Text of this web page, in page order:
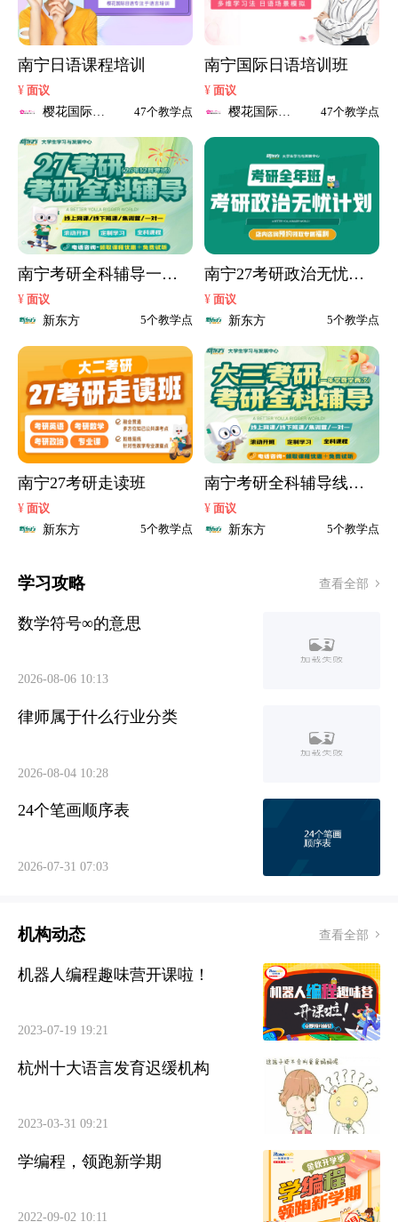
南宁日语课程培训
¥ 面议
樱花国际日
47个教学点
南宁国际日语培训班
¥ 面议
樱花国际日
47个教学点
南宁考研全科辅导一对
一
¥ 面议
新东方 5个教学点
南宁27考研政治无忧计
划
¥ 面议
新东方 5个教学点
南宁27考研走读班
¥ 面议
新东方 5个教学点
南宁考研全科辅导线下
课
¥ 面议
新东方 5个教学点
学习攻略 查看全部
数学符号∞的意思
2026-08-06 10:13
律师属于什么行业分类
2026-08-04 10:28
24个笔画顺序表
2026-07-31 07:03
机构动态 查看全部
机器人编程趣味营开课啦！
2023-07-19 19:21
杭州十大语言发育迟缓机构
2023-03-31 09:21
学编程，领跑新学期
2022-09-02 10:11